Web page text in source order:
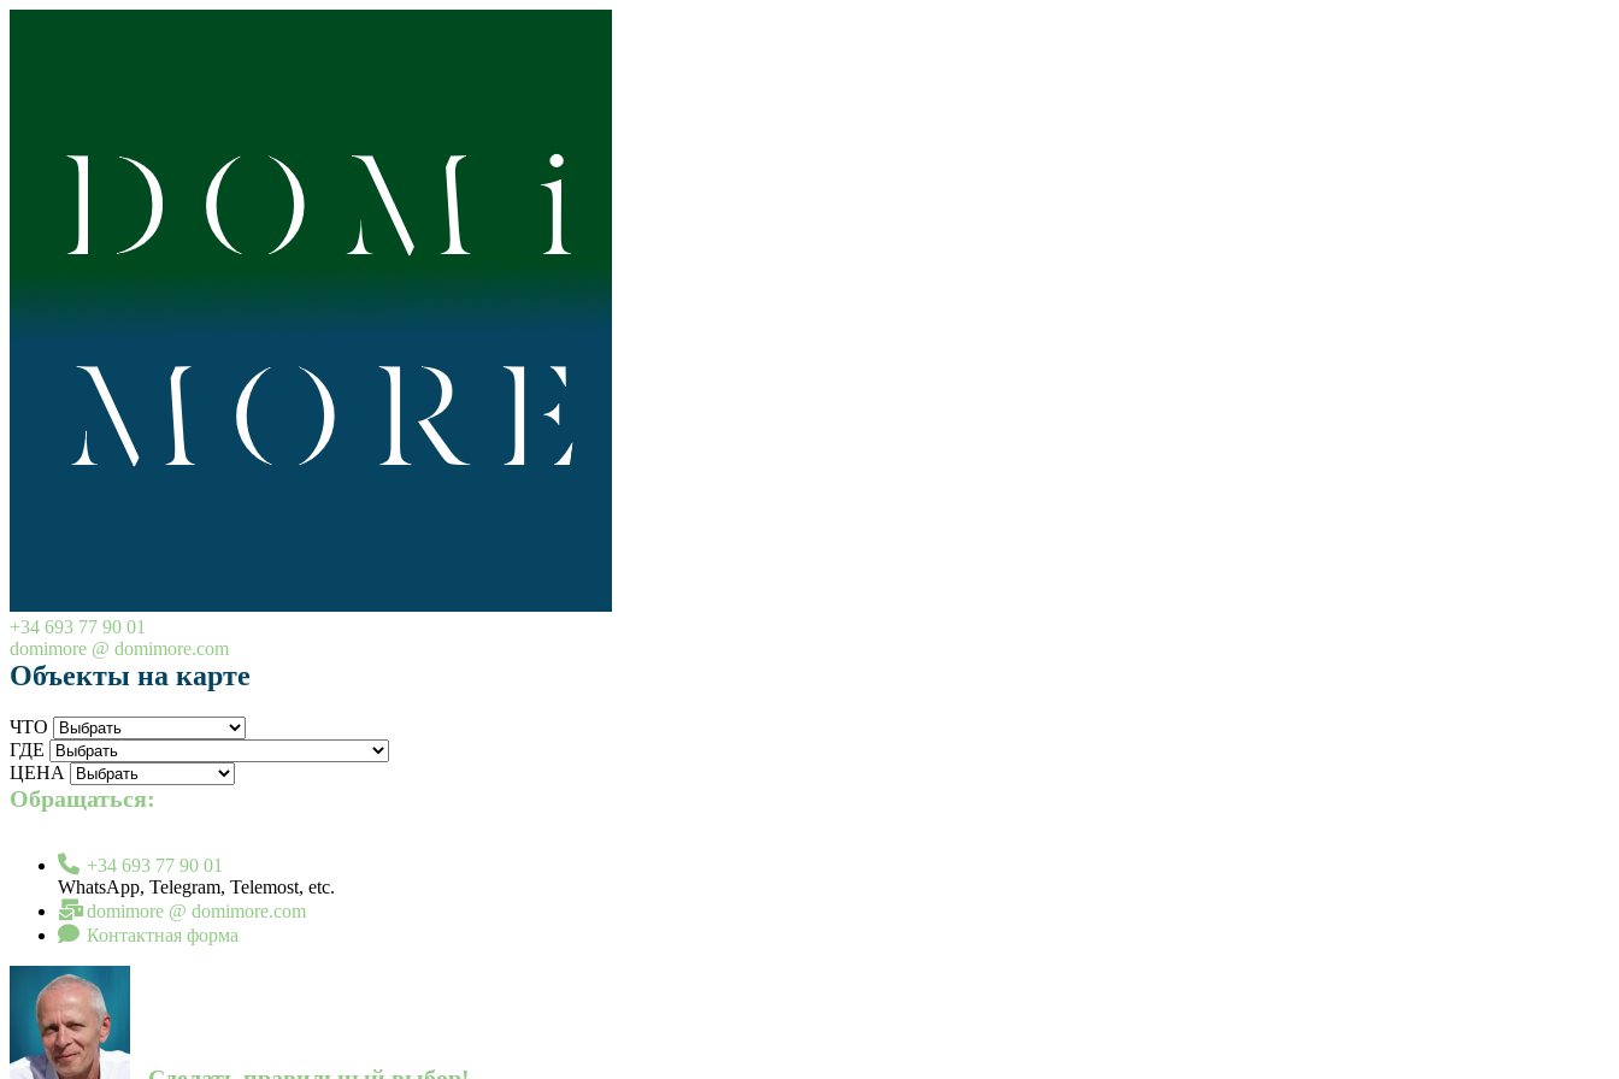
+34 693 77 90 01
domimore @ domimore.com
Объекты на карте
ЧТО
ГДЕ
ЦЕНА
Обращаться:
+34 693 77 90 01
WhatsApp, Telegram, Telemost, etc.
domimore @ domimore.com
Контактная форма